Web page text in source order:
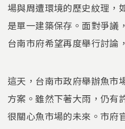
場與周遭環境的歷史紋理，
是單一建築保存。面對爭議
台南市府希望再度舉行討論
這天，台南市政府舉辦魚市
方案。雖然下著大雨，仍有
很關心魚市場的未來。市府